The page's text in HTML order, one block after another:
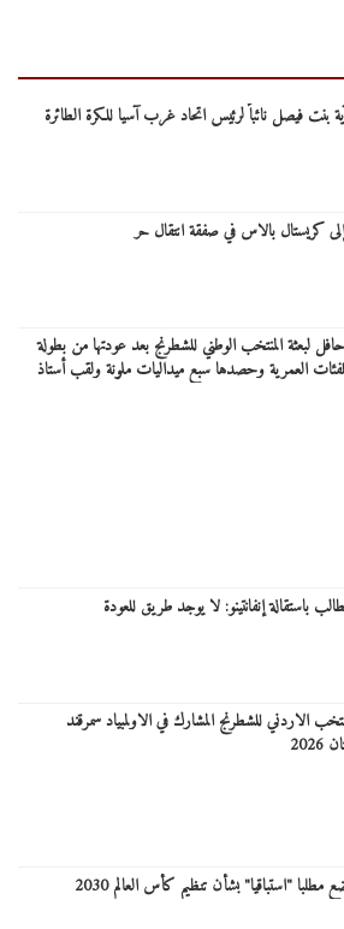
بنت فيصل نائباً لرئيس اتحاد غرب آسيا للكرة الطائرة
كريستال بالاس في صفقة انتقال حر
لبعثة المنتخب الوطني للشطرنج بعد عودتها من بطولة
العمرية وحصدها سبع ميداليات ملونة ولقب أستاذ
باستقالة إنفانتينو: لا يوجد طريق للعودة
الاردني للشطرنج المشارك في الاولمبياد سمرقند
مطلبا "استباقيا" بشأن تنظيم كأس العالم 2030